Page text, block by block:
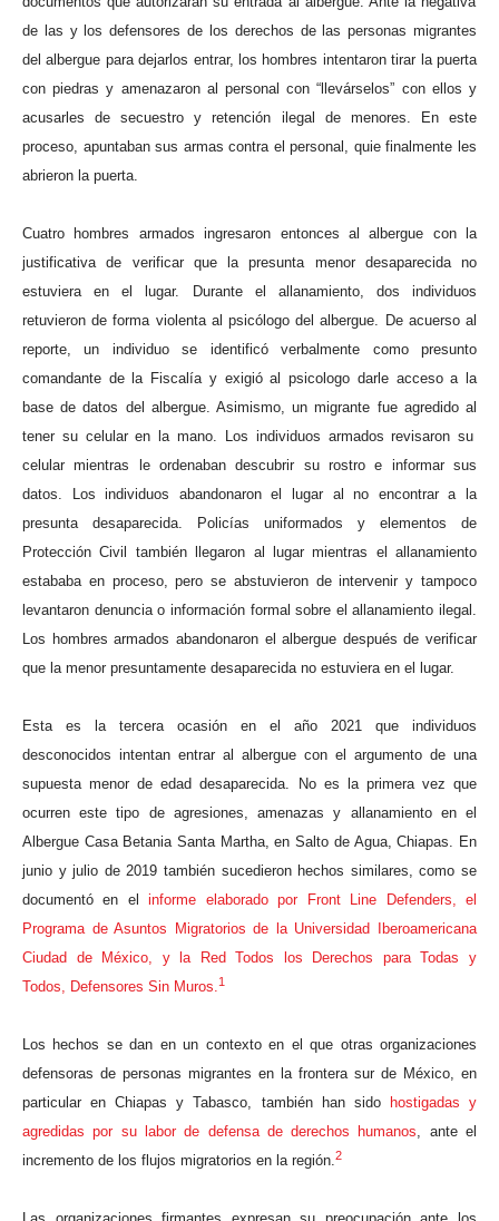
de las y los defensores de los derechos de las personas migrantes
del albergue para dejarlos entrar, los hombres intentaron tirar la puerta
con piedras y amenazaron al personal con “llevárselos” con ellos y
acusarles de secuestro y retención ilegal de menores.
En este
proceso, apuntabansus armascontra el personal, quiefinalmente les
abrieron la puerta.
Cuatro hombres armadosingresaron entonces al albergue con la
justificativa de verificar que la presunta menor desaparecida no
estuviera en el lugar. Durante el allanamiento, dos individuos
retuvieron de forma violenta al psicólogodel albergue. De acuerso al
reporte, un individuo se identificó verbalmente como presunto
comandante de la Fiscalía yexigióal psicologo darle acceso a la
base de datos del albergue. Asimismo, un migrante fue agredidoal
tener su celular en la mano. Los individuos armados revisaronsu
celularmientras le ordenaban descubrir su rostroe informarsus
datos.
Los individuos abandonaron el lugar al no encontrar a la
presuntadesaparecida. Policías uniformados y elementos de
Protección Civil también llegaron al lugarmientras el allanamiento
estababaen proceso,perose abstuvieron de intervenirytampoco
levantaron denuncia o información formal sobre el allanamiento ilegal .
Los hombres armados abandonaron el albergue después de verificar
que la menor presuntamente desaparecida no estuviera en el lugar.
Esta es la tercera ocasión en el año 2021 que individuos
desconocidos intentan entrar al albergue con el argumento de una
supuesta menor de edad desaparecida.
Noes la primera vez que
ocurren este tipo de agresiones, amenazas y allanamiento en el
Albergue Casa Betania Santa Martha, en Salto de Agua, Chiapas. En
junio y julio de 2019 también sucedieron hechos similares, como se
documentó en elinforme elaborado por Front Line Defenders, el
Programa de Asuntos
Migratorios de la Universidad
Iberoamericana
Ciudad de México, y la Red Todos los Derechos para Todas y
Todos, Defensores Sin Muros.1
Los hechos se dan en un contexto en el que otras organizaciones
defensoras de personas migrantes en la frontera sur de México, en
particular en Chiapas y Tabasco, también han sidohostigadas y
agredidas por su labor de defensa de derechos humanos, ante el
incremento de los flujos migratorios en la región.2